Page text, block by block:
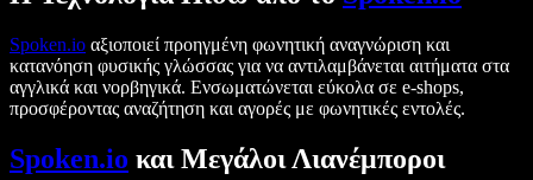
Spoken.io αξιοποιεί προηγμένη φωνητική αναγνώριση και
κατανόηση φυσικής γλώσσας για να αντιλαμβάνεται αιτήματα στα
αγγλικά και νορβηγικά. Ενσωματώνεται εύκολα σε e-shops,
προσφέροντας αναζήτηση και αγορές με φωνητικές εντολές.
Spoken.io και Μεγάλοι Λιανέμποροι